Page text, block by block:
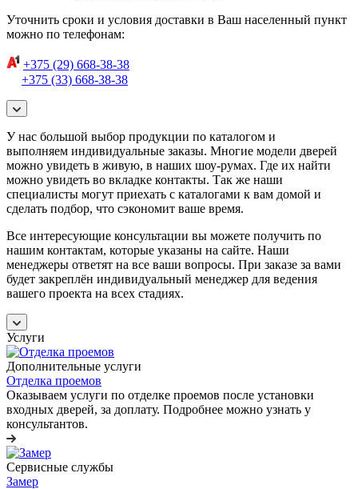
Уточнить сроки и условия доставки в Ваш населенный пункт
можно по телефонам:
+375 (29) 668-38-38
+375 (33) 668-38-38
У нас большой выбор продукции по каталогом и
выполняем индивидуальные заказы. Многие модели дверей
можно увидеть в живую, в наших шоу-румах. Где их найти
можно увидеть во вкладке контакты. Так же наши
специалисты могут приехать с каталогами к вам домой и
сделать подбор, что сэкономит ваше время.
Все интересующие консультации вы можете получить по
нашим контактам, которые указаны на сайте. Наши
менеджеры ответят на все ваши вопросы. При заказе за вами
будет закреплён индивидуальный менеджер для ведения
вашего проекта на всех стадиях.
Услуги
Дополнительные услуги
Отделка проемов
Оказываем услуги по отделке проемов после установки
входных дверей, за доплату. Подробнее можно узнать у
консультантов.
Сервисные службы
Замер